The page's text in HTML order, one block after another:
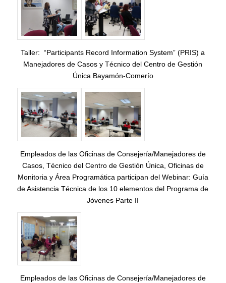
Taller: “Participants Record Information System” (PRIS) a
Manejadores de Casos y Técnico del Centro de Gestión
Única Bayamón-Comerío
Empleados de las Oficinas de Consejería/Manejadores de
Casos, Técnico del Centro de Gestión Única, Oficinas de
Monitoria y Área Programática participan del Webinar: Guía
de Asistencia Técnica de los 10 elementos del Programa de
Jóvenes Parte II
Empleados de las Oficinas de Consejería/Manejadores de